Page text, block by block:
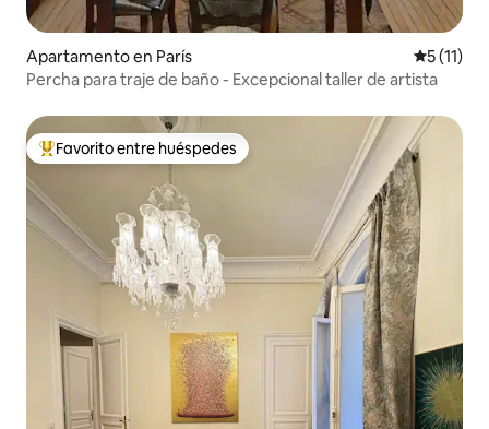
Apartamento en París
5 (11)
Percha para traje de baño - Excepcional taller de artista
Favorito entre huéspedes preferido
Favorito entre huéspedes